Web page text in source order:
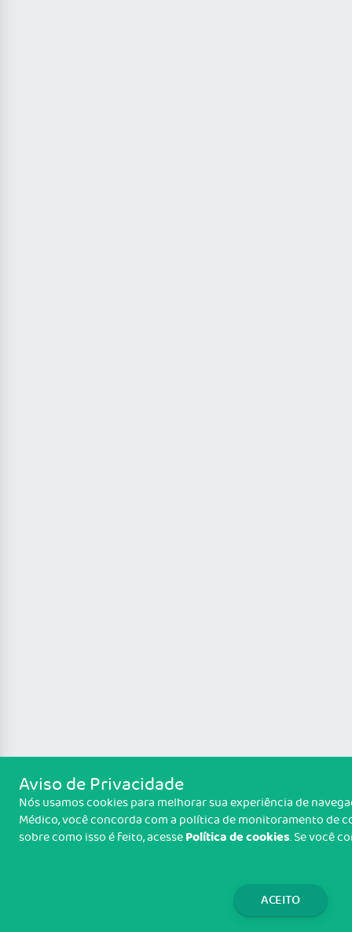
Aviso de Privacidade
Nós usamos cookies para melhorar sua experiência de
Médico, você concorda com a política de monitoramento de
sobre como isso é feito, acessePolítica de cookies. Se você
ACEITO